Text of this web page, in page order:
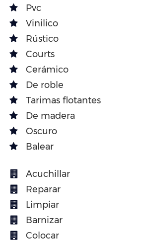
Pvc
Vinilico
Rústico
Courts
Cerámico
De roble
Tarimas flotantes
De madera
Oscuro
Balear
Acuchillar
Reparar
Limpiar
Barnizar
Colocar